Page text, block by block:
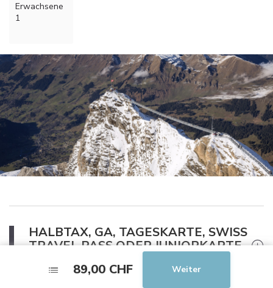
Erwachsene
1
89,00 CHF Weiter
HALBTAX, GA, TAGESKARTE, SWISS
TRAVEL PASS ODER JUNIORKARTE
89,00 CHF Weiter